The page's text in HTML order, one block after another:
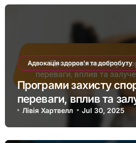
Адвокація здоров'я та добробуту
Програми захисту
переваги, вплив та
громади
Лівія Хартвелл Jul 30, 2025